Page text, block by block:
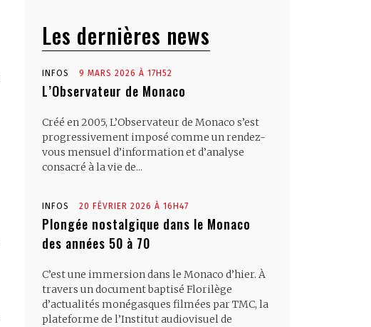
Les dernières news
INFOS 9 MARS 2026 À 17H52
L’Observateur de Monaco
Créé en 2005, L’Observateur de Monaco s’est
progressivement imposé comme un rendez-
vous mensuel d’information et d’analyse
consacré à la vie de...
INFOS 20 FÉVRIER 2026 À 16H47
Plongée nostalgique dans le Monaco
des années 50 à 70
C’est une immersion dans le Monaco d’hier. À
travers un document baptisé Florilège
d’actualités monégasques filmées par TMC, la
plateforme de l’Institut audiovisuel de